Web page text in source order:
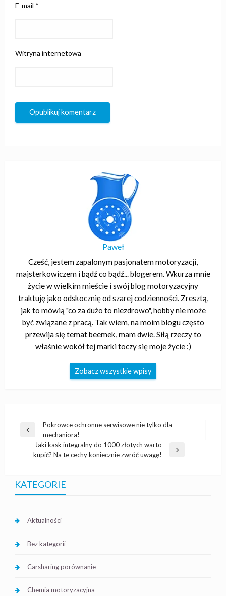
E-mail *
Witryna internetowa
Paweł
Cześć, jestem zapalonym pasjonatem motoryzacji,
majsterkowiczem i bądź co bądź... blogerem. Wkurza mnie
życie w wielkim mieście i swój blog motoryzacyjny
traktuję jako odskocznię od szarej codzienności. Zresztą,
jak to mówią "co za dużo to niezdrowo", hobby nie może
być związane z pracą. Tak wiem, na moim blogu często
przewija się temat beemek, mam dwie. Siłą rzeczy to
właśnie wokół tej marki toczy się moje życie :)
Zobacz wszystkie wpisy
Nawigacja
wpisu
Poprzedni
Pokrowce ochronne serwisowe nie tylko dla
mechaniora!
Następny
Jaki kask integralny do 1000 złotych warto
kupić? Na te cechy koniecznie zwróć uwagę!
KATEGORIE
Aktualności
Bez kategorii
Carsharing porównanie
Chemia motoryzacyjna